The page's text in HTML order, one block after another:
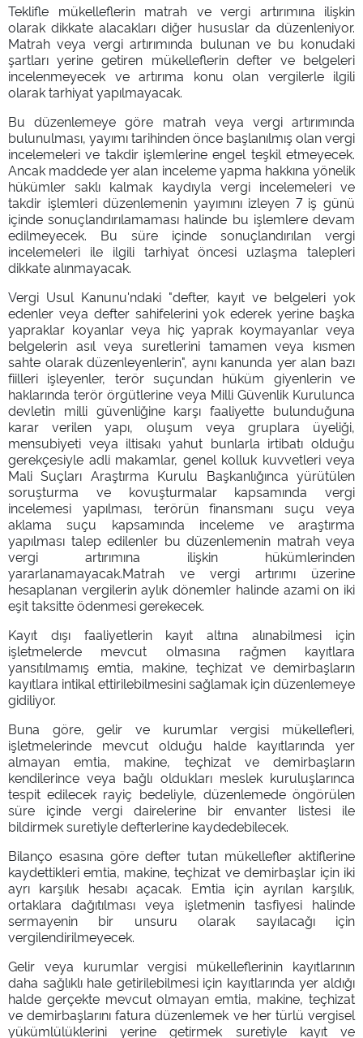
Teklifle mükelleflerin matrah ve vergi artırımına ilişkin
olarak dikkate alacakları diğer hususlar da düzenleniyor.
Matrah veya vergi artırımında bulunan ve bu konudaki
şartları yerine getiren mükelleflerin defter ve belgeleri
incelenmeyecek ve artırıma konu olan vergilerle ilgili
olarak tarhiyat yapılmayacak.
Bu düzenlemeye göre matrah veya vergi artırımında
bulunulması, yayımı tarihinden önce başlanılmış olan vergi
incelemeleri ve takdir işlemlerine engel teşkil etmeyecek.
Ancak maddede yer alan inceleme yapma hakkına yönelik
hükümler saklı kalmak kaydıyla vergi incelemeleri ve
takdir işlemleri düzenlemenin yayımını izleyen 7 iş günü
içinde sonuçlandırılamaması halinde bu işlemlere devam
edilmeyecek. Bu süre içinde sonuçlandırılan vergi
incelemeleri ile ilgili tarhiyat öncesi uzlaşma talepleri
dikkate alınmayacak.
Vergi Usul Kanunu'ndaki "defter, kayıt ve belgeleri yok
edenler veya defter sahifelerini yok ederek yerine başka
yapraklar koyanlar veya hiç yaprak koymayanlar veya
belgelerin asıl veya suretlerini tamamen veya kısmen
sahte olarak düzenleyenlerin", aynı kanunda yer alan bazı
fiilleri işleyenler, terör suçundan hüküm giyenlerin ve
haklarında terör örgütlerine veya Milli Güvenlik Kurulunca
devletin milli güvenliğine karşı faaliyette bulunduğuna
karar verilen yapı, oluşum veya gruplara üyeliği,
mensubiyeti veya iltisakı yahut bunlarla irtibatı olduğu
gerekçesiyle adli makamlar, genel kolluk kuvvetleri veya
Mali Suçları Araştırma Kurulu Başkanlığınca yürütülen
soruşturma ve kovuşturmalar kapsamında vergi
incelemesi yapılması, terörün finansmanı suçu veya
aklama suçu kapsamında inceleme ve araştırma
yapılması talep edilenler bu düzenlemenin matrah veya
vergi artırımına ilişkin hükümlerinden
yararlanamayacak.Matrah ve vergi artırımı üzerine
hesaplanan vergilerin aylık dönemler halinde azami on iki
eşit taksitte ödenmesi gerekecek.
Kayıt dışı faaliyetlerin kayıt altına alınabilmesi için
işletmelerde mevcut olmasına rağmen kayıtlara
yansıtılmamış emtia, makine, teçhizat ve demirbaşların
kayıtlara intikal ettirilebilmesini sağlamak için düzenlemeye
gidiliyor.
Buna göre, gelir ve kurumlar vergisi mükellefleri,
işletmelerinde mevcut olduğu halde kayıtlarında yer
almayan emtia, makine, teçhizat ve demirbaşların
kendilerince veya bağlı oldukları meslek kuruluşlarınca
tespit edilecek rayiç bedeliyle, düzenlemede öngörülen
süre içinde vergi dairelerine bir envanter listesi ile
bildirmek suretiyle defterlerine kaydedebilecek.
Bilanço esasına göre defter tutan mükellefler aktiflerine
kaydettikleri emtia, makine, teçhizat ve demirbaşlar için iki
ayrı karşılık hesabı açacak. Emtia için ayrılan karşılık,
ortaklara dağıtılması veya işletmenin tasfiyesi halinde
sermayenin bir unsuru olarak sayılacağı için
vergilendirilmeyecek.
Gelir veya kurumlar vergisi mükelleflerinin kayıtlarının
daha sağlıklı hale getirilebilmesi için kayıtlarında yer aldığı
halde gerçekte mevcut olmayan emtia, makine, teçhizat
ve demirbaşlarını fatura düzenlemek ve her türlü vergisel
yükümlülüklerini yerine getirmek suretiyle kayıt ve